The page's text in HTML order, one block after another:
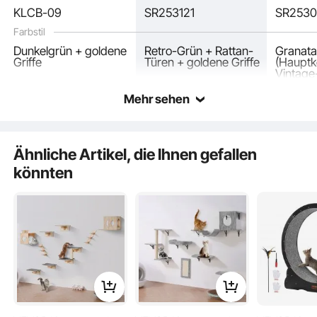
magnetischen Türen. Das versteckte Katzentoilettengehäuse mit sechs
Standbeinen sorgt für eine stabile, wackelfreie Tragfähigkeit, auch beim Kratzen
Farbstil
KLCB-09 SR253121
Dunkelgrün + goldene
Griffe
Retro-Grün + Rattan-
Türen + goldene Griffe
Mehr sehen
Ähnliche Artikel, die Ihnen gefallen
könnten